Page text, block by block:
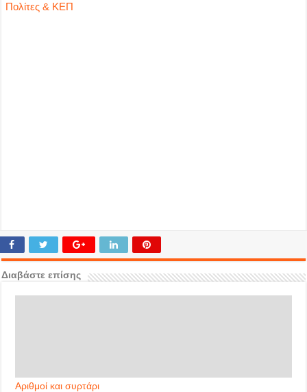
Πολίτες & ΚΕΠ
Διαβάστε επίσης
Αριθμοί και συρτάρι